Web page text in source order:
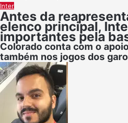
Inter
Antes da
elenco principal,
importantes pela
Colorado conta com o
também nos jogos dos